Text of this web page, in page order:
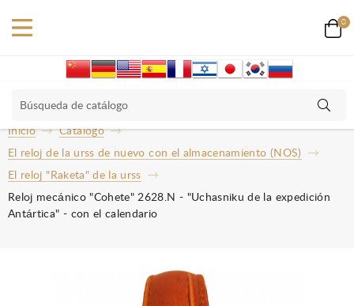
0
Inicio
Catalogo
El reloj de la urss de nuevo con el almacenamiento (NOS)
El reloj "Raketa" de la urss
Reloj mecánico "Cohete" 2628.N - "Uchasniku de la expedición
Antártica" - con el calendario